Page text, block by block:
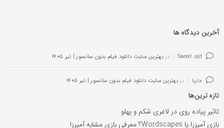
آخرین دیدگاه ها
Saeed .ajd در بهترین سایت دانلود فیلم بدون سانسور | تیر ۱۴۰۵
ماریا در بهترین سایت دانلود فیلم بدون سانسور | تیر ۱۴۰۵
تازه ترین‌ها
تاثیر پیاده روی در لاغری شکم و پهلو
بازی آمیزرا یا Wordscapes؟ معرفی بازی مشابه آمیرزا